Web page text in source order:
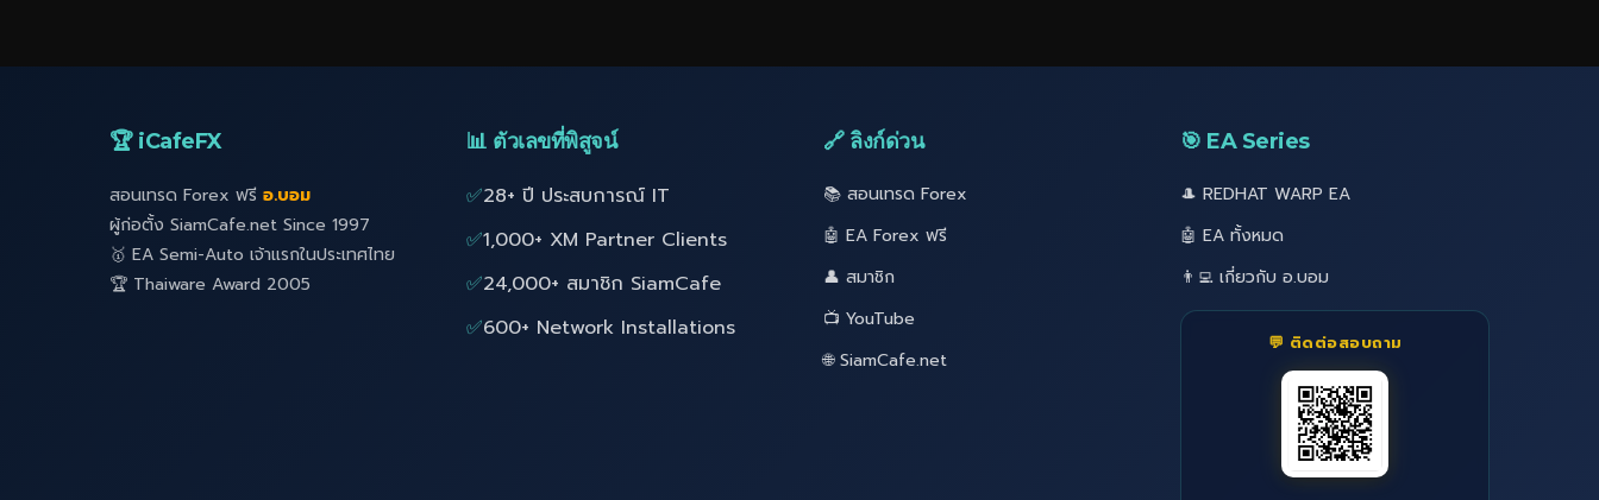
🏆 iCafeFX
สอนเทรด Forex ฟรี อ.บอม
ผู้ก่อตั้ง SiamCafe.net Since 1997
🥇 EA Semi-Auto เจ้าแรกในประเทศไทย
🏆 Thaiware Award 2005
📊 ตัวเลขที่พิสูจน์
✅28+ ปี ประสบการณ์ IT
✅1,000+ XM Partner Clients
✅24,000+ สมาชิก SiamCafe
✅600+ Network Installations
🔗 ลิงก์ด่วน
📚 สอนเทรด Forex
🤖 EA Forex ฟรี
👤 สมาชิก
📺 YouTube
🌐 SiamCafe.net
🎯 EA Series
🎩 REDHAT WARP EA
🤖 EA ทั้งหมด
👨‍💻 เกี่ยวกับ อ.บอม
💬 ติดต่อสอบถาม